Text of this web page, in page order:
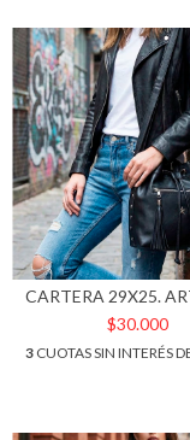
CARTERA 29X25.
$30.000
3 CUOTAS SIN INTERÉS